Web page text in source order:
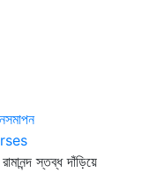
স্তব্ধ দাঁড়িয়ে